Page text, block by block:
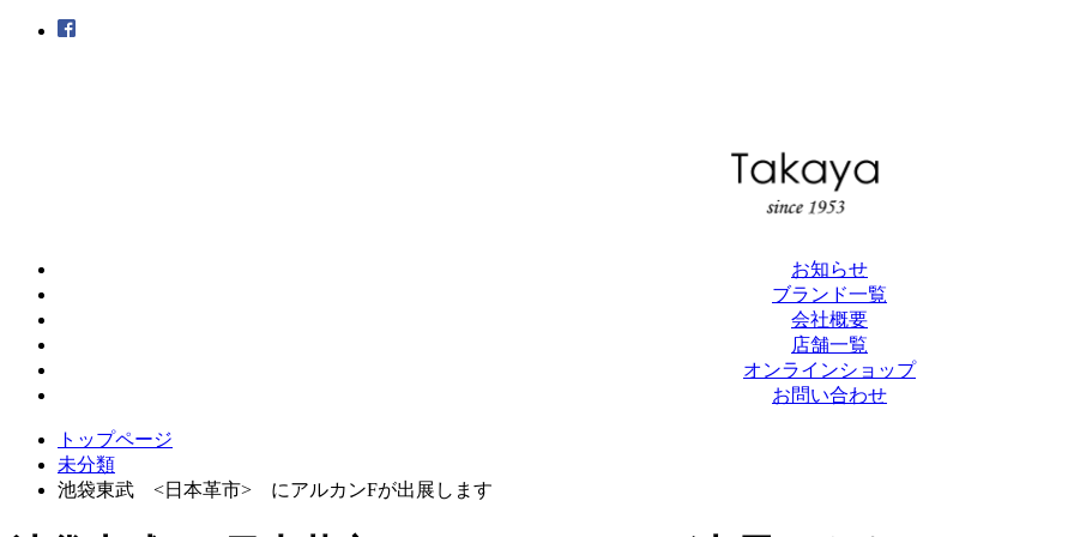
お知らせ
ブランド一覧
会社概要
店舗一覧
オンラインショップ
お問い合わせ
トップページ
未分類
池袋東武 <日本革市> にアルカンFが出展します